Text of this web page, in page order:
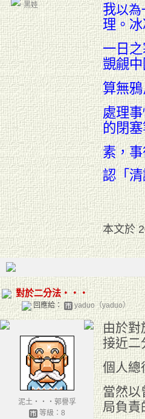
黑娃
我以為
理。
一日
覬覦
算無
處理
的閉
素，
認「
本文於
對於二分法‧‧‧
回應給： yaduo（yaduo）
泥土‧‧‧郭譽孚
等級：8
由於對
接近二
個人總
當然以
局負